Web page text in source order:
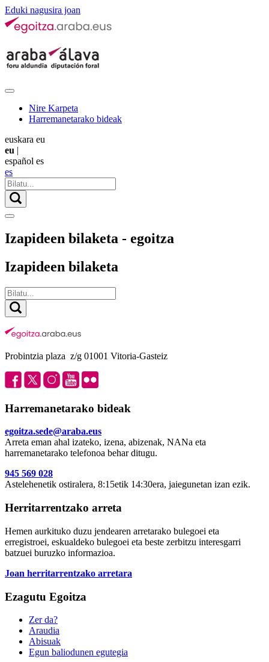
Eduki nagusira joan
Nire Karpeta
Harremanetarako bideak
euskara eu
eu |
español es
es
Izapideen bilaketa - egoitza
Izapideen bilaketa
Probintzia plaza z/g 01001 Vitoria-Gasteiz
Harremanetarako bideak
egoitza.sede@araba.eus
Arreta eman ahal izateko, izena, abizenak, NANa eta
harremanetarako telefonoa behar ditugu.
945 569 028
Astelehenetik ostiralera, 8:15etik 14:30era, jaiegunetan izan ezik.
Herritarrentzako arreta
Hemen aurkituko duzu jendearen arretarako bulegoei eta
erregistroei, eskualdeko bulegoei eta beste zerbitzu interesgarri
batzuei buruzko informazioa.
Joan herritarrentzako arretara
Ezagutu Egoitza
Zer da?
Araudia
Abisuak
Egun baliodunen egutegia